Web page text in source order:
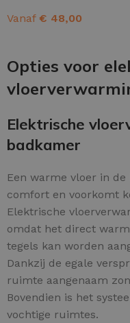
Vanaf € 48,00
Opties voor
Elektrische
badkamer
Een warme vloer in
comfort en voorkomt
Elektrische
omdat het direct
tegels kan worden
Dankzij de egale
ruimte aangenaam
Bovendien is het
vochtige ruimtes.